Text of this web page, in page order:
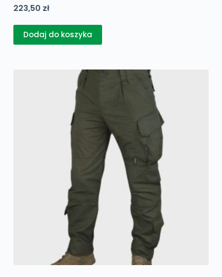
223,50 zł
Dodaj do koszyka